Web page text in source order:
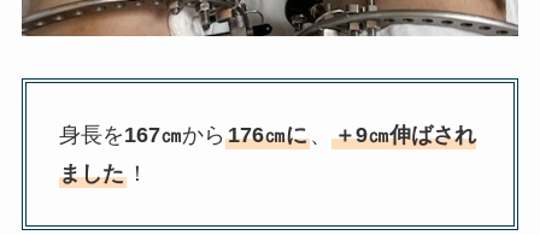
身長を167㎝から 176㎝に、 ＋9㎝伸ばされ
ました！